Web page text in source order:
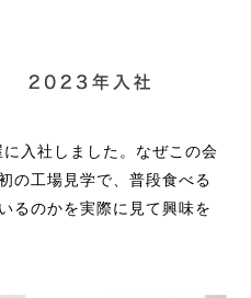
入社しました。なぜこの会
の工場見学で、普段食べる
るのかを実際に見て興味を